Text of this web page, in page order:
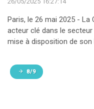
Paris, le 26 mai 2025 - La
acteur clé dans le
mise à disposition de son
8/9